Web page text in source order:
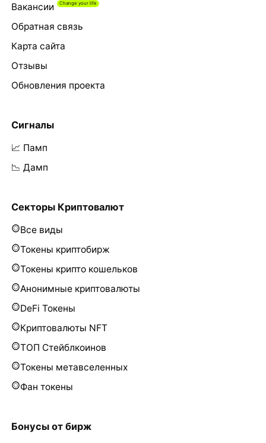
Вакансии
Обратная связь
Карта сайта
Отзывы
Обновления проекта
Сигналы
📈 Памп
📉 Дамп
Секторы Криптовалют
Все виды
Токены криптобирж
Токены крипто кошельков
Анонимные криптовалюты
DeFi Токены
Криптовалюты NFT
ТОП Стейблкоинов
Токены метавселенных
Фан токены
Бонусы от бирж